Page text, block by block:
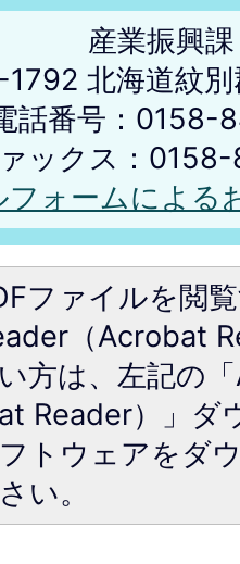
産業振興課
北海道紋別
話番号：0158-
ックス：
フォームによる
ファイルを閲
（Acrobat
方は、左記の
Reader）」ダ
トウェアをダ
い。